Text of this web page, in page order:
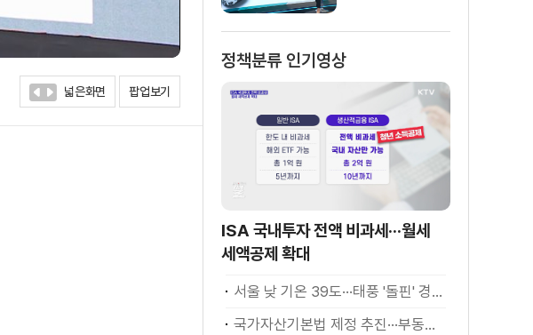
넓은화면 팝업보기
냐" [정책 바로보
기]
정책분류 인기영상
ISA 국내투자 전액 비과세···월세
세액공제 확대
서울 낮 기온 39도···태풍 '돌핀' 경로 변수
국가자산기본법 제정 추진···부동산·주식 등 통합 관리